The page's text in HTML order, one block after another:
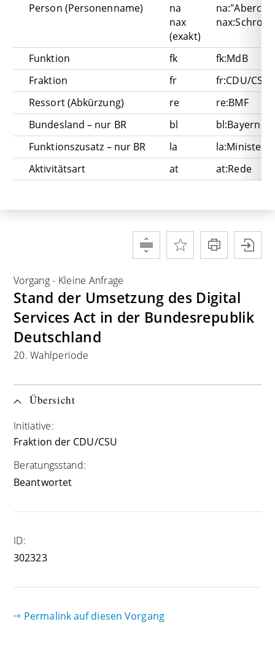
Person (Personenname)
na
nax
(exakt)
Funktion fk
fk:MdB
Fraktion
fr
fr:CDU/CSU
Ressort (Abkürzung)
re
re:BMF
Bundesland – nur BR
bl
bl:Bayern
Funktionszusatz – nur BR
la
Aktivitätsart
at at:Rede
Vorgang- Kleine Anfrage
Stand der Umsetzung des Digital
Services Act in der Bundesrepublik
Deutschland
20. Wahlperiode
Übersicht
Initiative:
Fraktion der CDU/CSU
Beratungsstand:
Beantwortet
ID:
302323
Permalink auf diesen Vorgang